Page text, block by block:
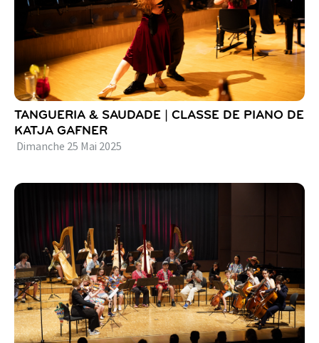
TANGUERIA & SAUDADE | CLASSE DE PIANO DE
KATJA GAFNER
Dimanche 25 Mai 2025